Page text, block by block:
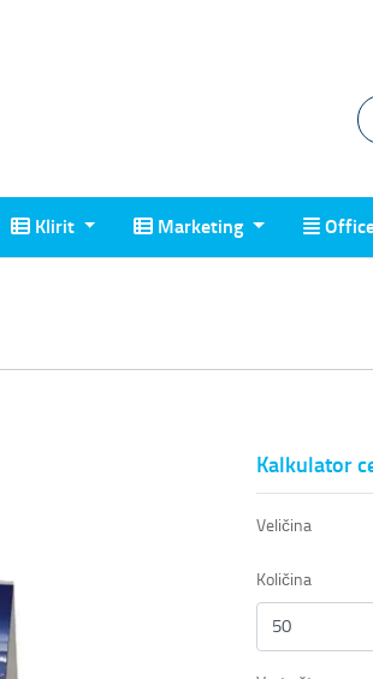
Klirit
Klirit Marketing
Marketing Office
Kalkulator
Veličina
Količina